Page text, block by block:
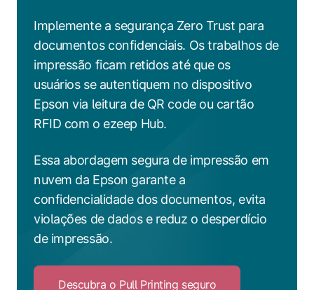
Implemente a segurança Zero Trust para
documentos confidenciais. Os trabalhos de
impressão ficam retidos até que os
usuários se autentiquem no dispositivo
Epson via leitura de QR code ou cartão
RFID com o ezeep Hub.
Essa abordagem segura de impressão em
nuvem da Epson garante a
confidencialidade dos documentos, evita
violações de dados e reduz o desperdício
de impressão.
Descubra o Pull Printing seguro